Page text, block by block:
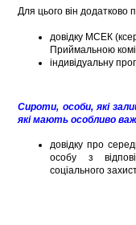
Для цього він додатково
довідку МСЕК
Приймальною
індивідуальну
Сироти, особи, які
які мають особливо
довідку про
особу з
соціального